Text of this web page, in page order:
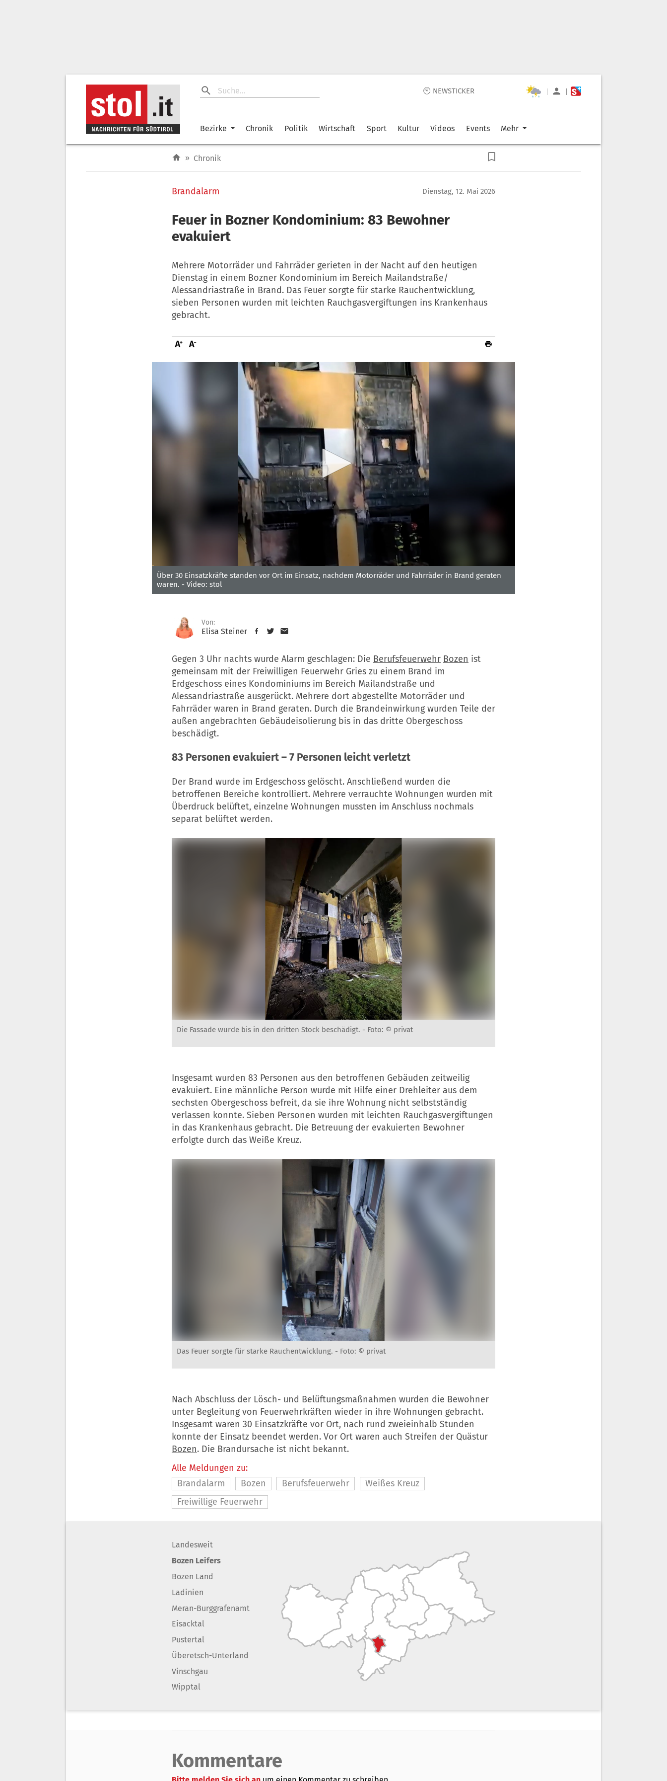
🕙 NEWSTICKER | |
Bezirke Chronik Politik Wirtschaft Sport Kultur Videos Events Mehr
» Chronik
Brandalarm Dienstag, 12. Mai 2026
Feuer in Bozner Kondominium: 83 Bewohner
evakuiert
Mehrere Motorräder und Fahrräder gerieten in der Nacht auf den heutigen
Dienstag in einem Bozner Kondominium im Bereich Mailandstraße/
Alessandriastraße in Brand. Das Feuer sorgte für starke Rauchentwicklung,
sieben Personen wurden mit leichten Rauchgasvergiftungen ins Krankenhaus
gebracht.
seconds
of
56
Über 30 Einsatzkräfte standen vor Ort im Einsatz, nachdem Motorräder und Fahrräder in Brand geraten
waren. - Video: stol
Von:
Elisa Steiner
Gegen 3 Uhr nachts wurde Alarm geschlagen: Die Berufsfeuerwehr Bozen ist
gemeinsam mit der Freiwilligen Feuerwehr Gries zu einem Brand im
Erdgeschoss eines Kondominiums im Bereich Mailandstraße und
Alessandriastraße ausgerückt. Mehrere dort abgestellte Motorräder und
Fahrräder waren in Brand geraten. Durch die Brandeinwirkung wurden Teile der
außen angebrachten Gebäudeisolierung bis in das dritte Obergeschoss
beschädigt.
83 Personen evakuiert – 7 Personen leicht verletzt
Der Brand wurde im Erdgeschoss gelöscht. Anschließend wurden die
betroffenen Bereiche kontrolliert. Mehrere verrauchte Wohnungen wurden mit
Überdruck belüftet, einzelne Wohnungen mussten im Anschluss nochmals
separat belüftet werden.
Die Fassade wurde bis in den dritten Stock beschädigt. - Foto: © privat
Insgesamt wurden 83 Personen aus den betroffenen Gebäuden zeitweilig
evakuiert. Eine männliche Person wurde mit Hilfe einer Drehleiter aus dem
sechsten Obergeschoss befreit, da sie ihre Wohnung nicht selbstständig
verlassen konnte. Sieben Personen wurden mit leichten Rauchgasvergiftungen
in das Krankenhaus gebracht. Die Betreuung der evakuierten Bewohner
erfolgte durch das Weiße Kreuz.
Das Feuer sorgte für starke Rauchentwicklung. - Foto: © privat
Nach Abschluss der Lösch- und Belüftungsmaßnahmen wurden die Bewohner
unter Begleitung von Feuerwehrkräften wieder in ihre Wohnungen gebracht.
Insgesamt waren 30 Einsatzkräfte vor Ort, nach rund zweieinhalb Stunden
konnte der Einsatz beendet werden. Vor Ort waren auch Streifen der Quästur
Bozen. Die Brandursache ist nicht bekannt.
Alle Meldungen zu:
Brandalarm
Bozen Berufsfeuerwehr
Weißes Kreuz
Freiwillige Feuerwehr
Landesweit
Bozen Leifers
Bozen Land
Ladinien
Meran-Burggrafenamt
Eisacktal
Pustertal
Überetsch-Unterland
Vinschgau
Wipptal
Kommentare